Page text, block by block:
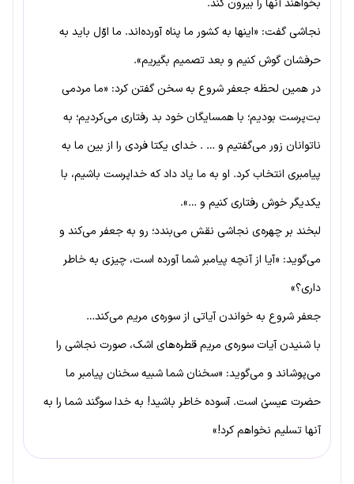
بخواهند آنها را بیرون کند.
نجاشی گفت: «اینها به کشور ما پناه آورده‌اند. ما اوّل باید به
حرفشان گوش کنیم و بعد تصمیم بگیریم».
در همین لحظه جعفر شروع به سخن گفتن کرد: «ما مردمی
بت‌پرست بودیم؛ با همسایگان خود بد رفتاری می‌کردیم؛ به
ناتوانان زور می‌گفتیم و … . خدای یکتا فردی را از بین ما به
پیامبری انتخاب کرد. او به ما یاد داد که خداپرست باشیم، با
یکدیگر خوش رفتاری کنیم و …».
لبخند بر چهره‌ی نجاشی نقش می‌بندد؛ رو به جعفر می‌کند و
می‌گوید: «آیا از آنچه پیامبر شما آورده است، چیزی به خاطر
داری؟»
جعفر شروع به خواندن آیاتی از سوره‌ی مریم می‌کند…
با شنیدن آیات سوره‌ی مریم قطره‌های اشک، صورت نجاشی را
می‌پوشاند و می‌گوید: «سخنان شما شبیه سخنان پیامبر ما
حضرت عیسیٰ است. آسوده خاطر باشید! به خدا سوگند شما را به
آنها تسلیم نخواهم کرد!»